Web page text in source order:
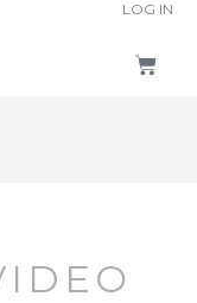
LOG IN